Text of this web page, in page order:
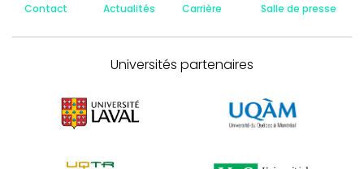
Contact Actualités Carrière Salle de presse
Universités partenaires